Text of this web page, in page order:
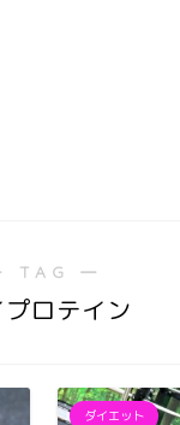
TAG ―
プロテイン
ダイエット